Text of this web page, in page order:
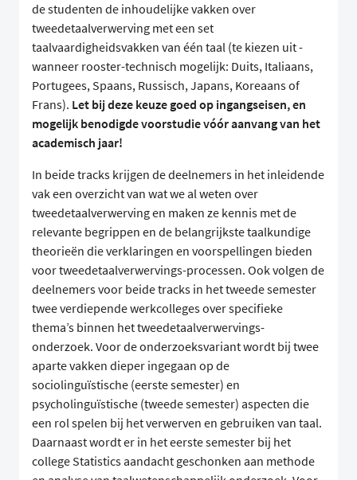
de studenten de inhoudelijke vakken over
tweedetaalverwerving met een set
taalvaardigheidsvakken van één taal (te kiezen uit -
wanneer rooster-technisch mogelijk: Duits, Italiaans,
Portugees, Spaans, Russisch, Japans, Koreaans of
Frans). Let bij deze keuze goed op ingangseisen, en
mogelijk benodigde voorstudie vóór aanvang van het
academisch jaar!
In beide tracks krijgen de deelnemers in het inleidende
vak een overzicht van wat we al weten over
tweedetaalverwerving en maken ze kennis met de
relevante begrippen en de belangrijkste taalkundige
theorieën die verklaringen en voorspellingen bieden
voor tweedetaalverwervings-processen. Ook volgen de
deelnemers voor beide tracks in het tweede semester
twee verdiepende werkcolleges over specifieke
thema’s binnen het tweedetaalverwervings-
onderzoek. Voor de onderzoeksvariant wordt bij twee
aparte vakken dieper ingegaan op de
sociolinguïstische (eerste semester) en
psycholinguïstische (tweede semester) aspecten die
een rol spelen bij het verwerven en gebruiken van taal.
Daarnaast wordt er in het eerste semester bij het
college Statistics aandacht geschonken aan methode